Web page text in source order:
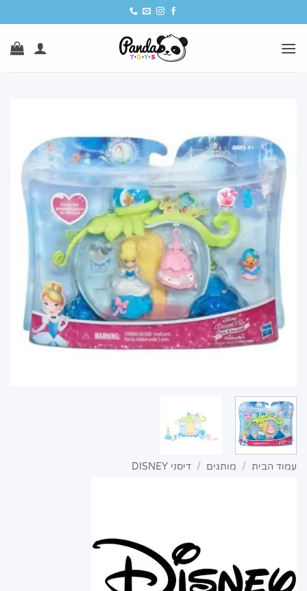
to
content
עמוד הבית / מותגים / דיסני DISNEY